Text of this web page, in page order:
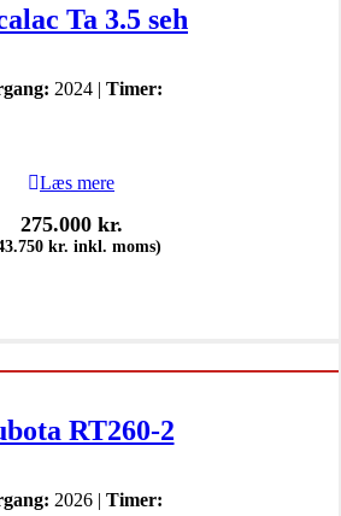
Ta 3.5 seh
2024 | Timer:
Læs mere
275.000 kr.
kr. inkl. moms)
RT260-2
2026 | Timer: